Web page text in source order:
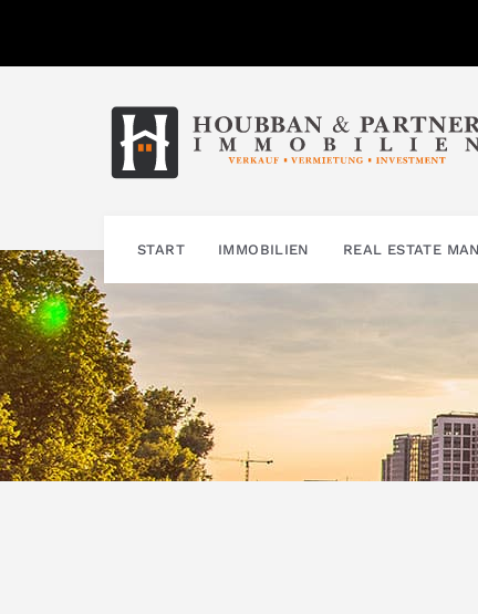
START IMMOBILIEN REAL ESTATE